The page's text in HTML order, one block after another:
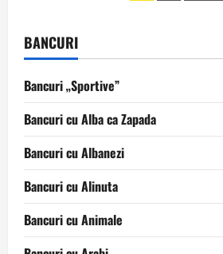
BANCURI
Bancuri „Sportive”
Bancuri cu Alba ca Zapada
Bancuri cu Albanezi
Bancuri cu Alinuta
Bancuri cu Animale